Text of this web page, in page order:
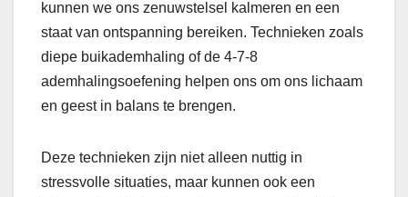
kunnen we ons zenuwstelsel kalmeren en een
staat van ontspanning bereiken. Technieken zoals
diepe buikademhaling of de 4-7-8
ademhalingsoefening helpen ons om ons lichaam
en geest in balans te brengen.
Deze technieken zijn niet alleen nuttig in
stressvolle situaties, maar kunnen ook een